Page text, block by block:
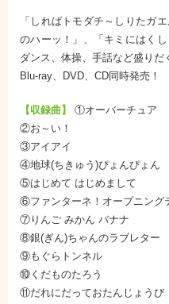
「しればトモダチ～しりたガ
のハーッ！」、「キミにはく
ダンス、体操、手話など盛りだ
Blu-ray、DVD、CD同時発売！
【収録曲】
①オーバーチュア
②お～い！
③アイアイ
④地球(ちきゅう)ぴょんぴょん
⑤はじめて はじめまして
⑥ファンターネ！オープニング
⑦りんご みかん バナナ
⑧銀(ぎん)ちゃんのラブレター
⑨もぐらトンネル
⑩くだものたろう
⑪だれにだっておたんじょうび